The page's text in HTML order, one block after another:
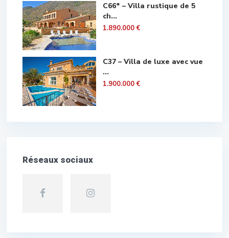
C66* – Villa rustique de 5
ch...
1.890.000 €
C37 – Villa de luxe avec vue
...
1.900.000 €
Réseaux sociaux